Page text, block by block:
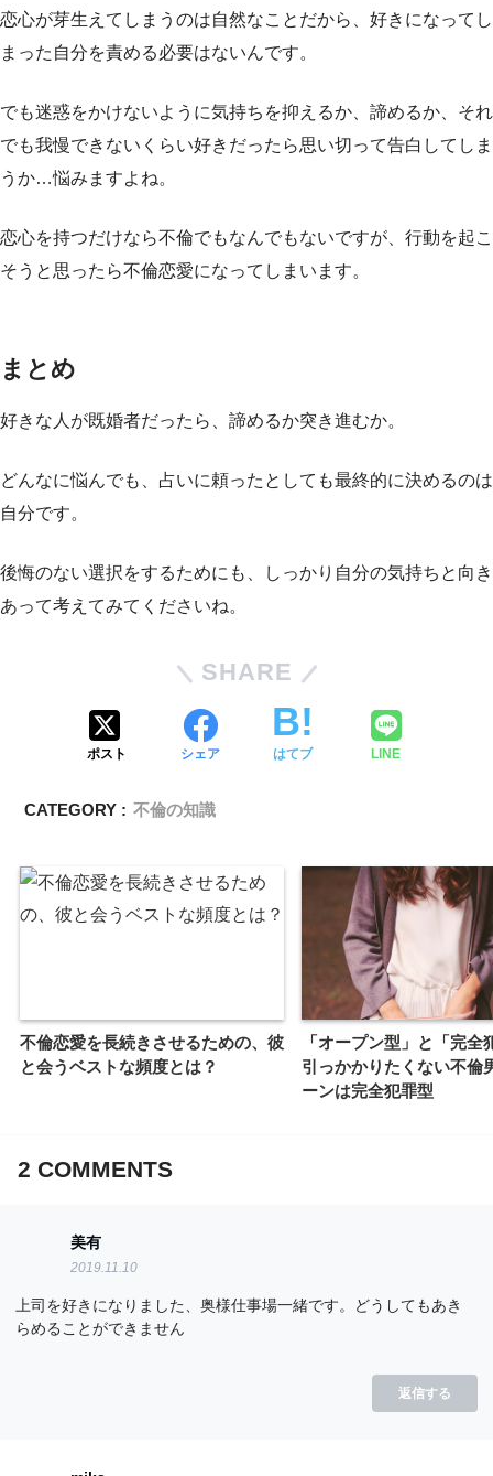
恋心が芽生えてしまうのは自然なことだから、好きになってし
まった自分を責める必要はないんです。
でも迷惑をかけないように気持ちを抑えるか、諦めるか、それ
でも我慢できないくらい好きだったら思い切って告白してしま
うか…悩みますよね。
恋心を持つだけなら不倫でもなんでもないですが、行動を起こ
そうと思ったら不倫恋愛になってしまいます。
まとめ
好きな人が既婚者だったら、諦めるか突き進むか。
どんなに悩んでも、占いに頼ったとしても最終的に決めるのは
自分です。
後悔のない選択をするためにも、しっかり自分の気持ちと向き
あって考えてみてくださいね。
SHARE
ポスト シェア はてブ LINE
CATEGORY : 不倫の知識
不倫恋愛を長続きさせるための、彼
と会うベストな頻度とは？
「オープン型」と「完全
引っかかりたくない不倫
ーンは完全犯罪型
2 COMMENTS
美有
2019.11.10
上司を好きになりました、奥様仕事場一緒です。どうしてもあき
らめることができません
返信する